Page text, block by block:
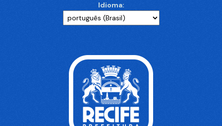
Idioma